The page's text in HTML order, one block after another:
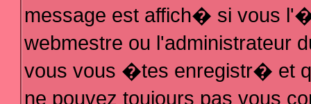
message est affich� si vous
webmestre ou l'administrateur
vous vous �tes enregistr� et
ne pouvez toujours pas vous